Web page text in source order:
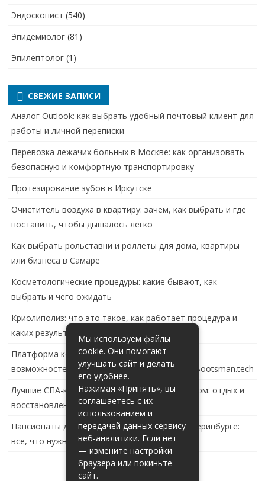
Эндоскопист (540)
Эпидемиолог (81)
Эпилептолог (1)
СВЕЖИЕ ЗАПИСИ
Аналог Outlook: как выбрать удобный почтовый клиент для
работы и личной переписки
Перевозка лежачих больных в Москве: как организовать
безопасную и комфортную транспортировку
Протезирование зубов в Иркутске
Очиститель воздуха в квартиру: зачем, как выбрать и где
поставить, чтобы дышалось легко
Как выбрать рольставни и роллеты для дома, квартиры
или бизнеса в Самаре
Косметологические процедуры: какие бывают, как
выбрать и чего ожидать
Криолиполиз: что это такое, как работает процедура и
каких результатов ждать
Платформа контейнеризации в России: обзор
возможностей и перспектив развития сайта Bootsman.tech
Лучшие СПА-комплексы в Тольятти с бассейном: отдых и
восстановление за городом
Пансионаты для пожилых с деменцией в Екатеринбурге:
все, что нужно знать
Мы используем файлы
cookie. Они помогают
улучшать сайт и делать
его удобнее.
Нажимая «Принять», вы
соглашаетесь с их
использованием и
передачей данных сервису
веб-аналитики. Если нет
— измените настройки
браузера или покиньте
сайт.